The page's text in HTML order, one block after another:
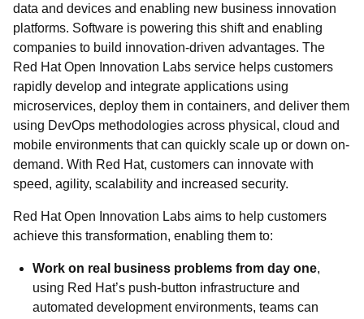
data and devices and enabling new business innovation
platforms. Software is powering this shift and enabling
companies to build innovation-driven advantages. The
Red Hat Open Innovation Labs service helps customers
rapidly develop and integrate applications using
microservices, deploy them in containers, and deliver them
using DevOps methodologies across physical, cloud and
mobile environments that can quickly scale up or down on-
demand. With Red Hat, customers can innovate with
speed, agility, scalability and increased security.
Red Hat Open Innovation Labs aims to help customers
achieve this transformation, enabling them to:
Work on real business problems from day one,
using Red Hat’s push-button infrastructure and
automated development environments, teams can